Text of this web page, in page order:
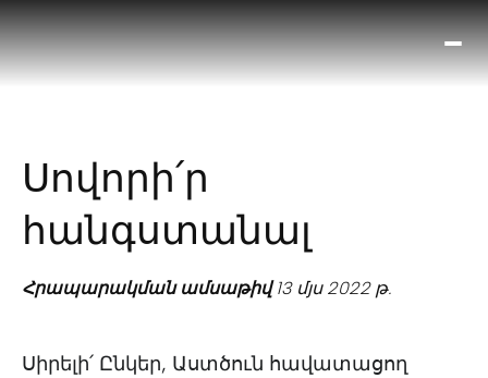
Սովորի՛ր
հանգստանալ
Հրապարակման ամսաթիվ13 մյս 2022 թ.
Սիրելի՛ Ընկեր, Աստծուն հավատացող